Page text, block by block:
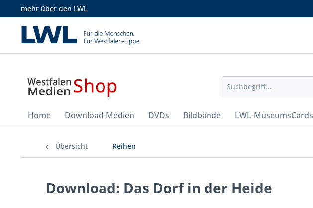
mehr über den LWL
Home Download-Medien DVDs Bildbände LWL-MuseumsCards
Übersicht Reihen
Download: Das Dorf in der Heide